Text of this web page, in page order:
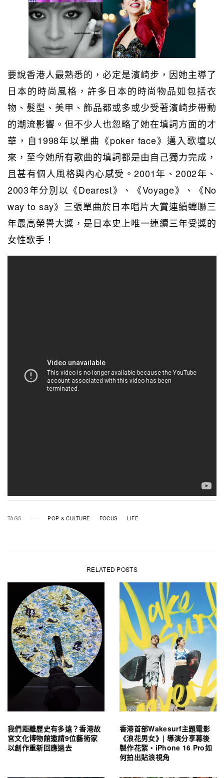
要說香港人最熟悉的，必定是濱崎步，因她主導了
日本的時尚風格，許多日本的時尚物品如包括衣
物、髮型、美甲、飾品都或多或少受著濱崎步帶動
的潮流影響。但不少人也忽略了她在填詞方面的才
華，自1998年以單曲《poker face》邁入歌壇以
來，至今她所有歌曲的填詞都是由自己獨力完成，
且甚有個人風格與內心感受。2001年、2002年、
2003年分別以《Dearest》、《Voyage》、《No
way to say》三張單曲於日本唱片大賞連續蟬聯三
年最高榮譽大獎，是日本史上唯一連續三年受獎的
女性歌手！
TAGS POP & CULTURE FOCUS LIFE
RELATED POSTS
我們距離歷史有多遠？香港故
宮文化博物館邀請9位藝術家
以創作重新回應過去
香港首部Wakesurf主題電影
《浪花男女》| 導演分享幕後
製作花絮・iPhone 16 Pro如
何拍出貼浪視角